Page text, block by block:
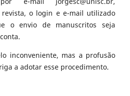
o login e e-mail utilizado
o envio de manuscritos seja
inconveniente, mas a profusão
a adotar esse procedimento.